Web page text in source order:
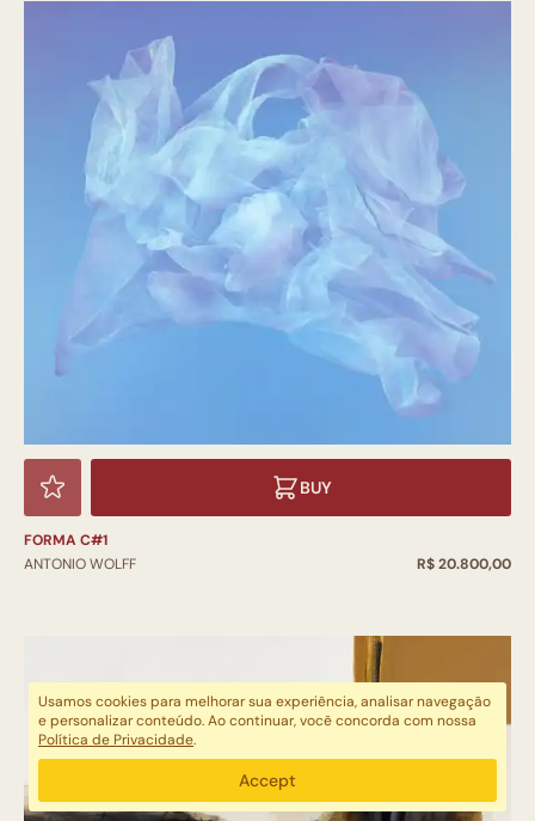
BUY
FORMA C#1
ANTONIO WOLFF
R$ 20.800,00
Usamos cookies para melhorar sua experiência, analisar navegação
e personalizar conteúdo. Ao continuar, você concorda com nossa
Política de Privacidade.
Accept